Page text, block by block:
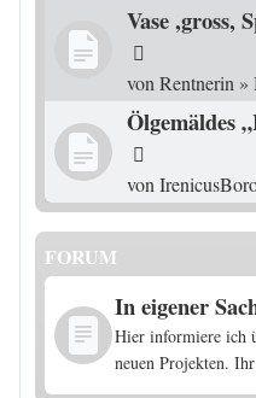
Vase ,gross,
von Rentnerin »
Ölgemäldes
von
FORUM
In eigener
Hier informiere ich
neuen Projekten.